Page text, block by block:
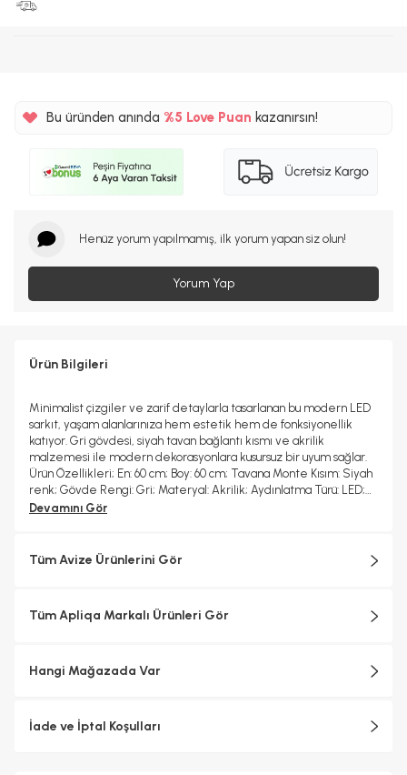
Bu üründen anında %5
%5
Love Puan kazanırsın!
Henüz yorum yapılmamış, ilk yorum yapan siz olun!
Yorum Yap
Ürün Bilgileri
Minimalist çizgiler ve zarif detaylarla tasarlanan bu modern LED
sarkıt, yaşam alanlarınıza hem estetik hem de fonksiyonellik
katıyor. Gri gövdesi, siyah tavan bağlantı kısmı ve akrilik
malzemesi ile modern dekorasyonlara kusursuz bir uyum sağlar.
Ürün Özellikleri; En: 60 cm; Boy: 60 cm; Tavana Monte Kısım: Siyah
renk; Gövde Rengi: Gri; Materyal: Akrilik; Aydınlatma Türü: LED;
Kumanda: Var
Devamını Gör
Tüm Avize Ürünlerini Gör
Tüm Apliqa Markalı Ürünleri Gör
Hangi Mağazada Var
İade ve İptal Koşulları